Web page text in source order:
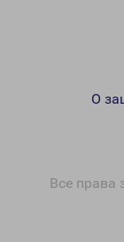
Все права
О